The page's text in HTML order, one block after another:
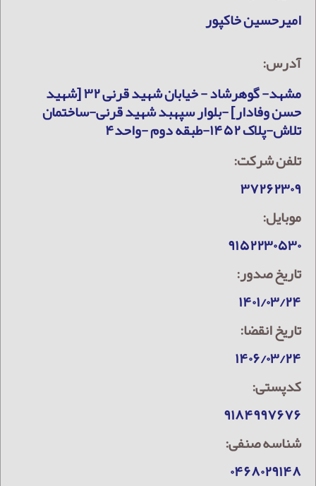
امیرحسین خاکپور
آدرس:
مشهد- گوهرشاد - خیابان شهید قرنی ۳۲ [شهید
حسن وفادار] -بلوار سپهبد شهید قرنی-ساختمان
تلاش-پلاک ۱۴۵۲-طبقه دوم -واحد۴
تلفن شرکت:
۳۷۲۶۲۳۰۹
موبایل:
۹۱۵۲۲۳۰۵۳۰
تاریخ صدور:
۱۴۰۱/۰۳/۲۴
تاریخ انقضا:
۱۴۰۶/۰۳/۲۴
کدپستی:
۹۱۸۴۹۹۷۶۷۶
شناسه صنفی:
۰۴۶۸۰۲۹۱۴۸